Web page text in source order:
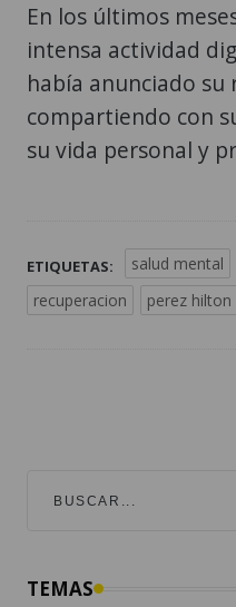
En los últimos
intensa actividad
había anunciado su
compartiendo con
su vida personal y
ETIQUETAS: salud mental
recuperacion
perez hilton
TEMAS